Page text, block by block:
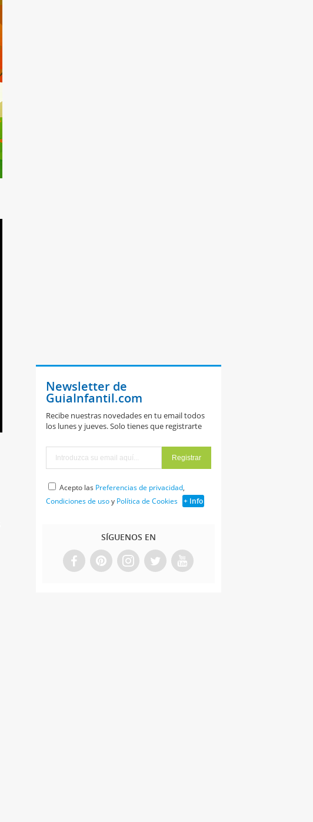
Newsletter de
GuiaInfantil.com
Recibe nuestras novedades en tu email todos
los lunes y jueves. Solo tienes que registrarte
Acepto las Preferencias de privacidad,
Condiciones de usoy Política de Cookies + Info
SÍGUENOS EN